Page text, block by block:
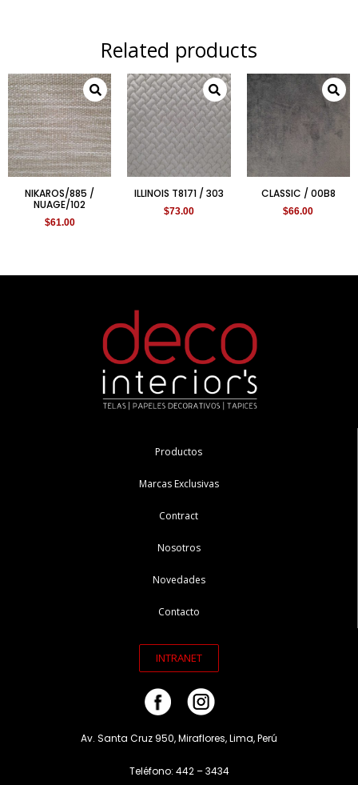
Related products
NIKAROS/885 /
NUAGE/102
$61.00
ILLINOIS T8171 / 303
$73.00
CLASSIC / 00B8
$66.00
Productos
Marcas Exclusivas
Contract
Nosotros
Novedades
Contacto
INTRANET
Av. Santa Cruz 950, Miraflores, Lima, Perú
Teléfono: 442 – 3434